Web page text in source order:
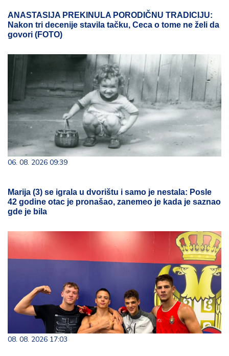
ANASTASIJA PREKINULA PORODIČNU TRADICIJU:
Nakon tri decenije stavila tačku, Ceca o tome ne želi da
govori (FOTO)
06. 08. 2026 09:39
Marija (3) se igrala u dvorištu i samo je nestala: Posle
42 godine otac je pronašao, zanemeo je kada je saznao
gde je bila
08. 08. 2026 17:03